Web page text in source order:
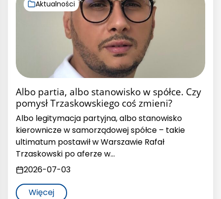
Albo partia, albo stanowisko w spółce. Czy
pomysł Trzaskowskiego coś zmieni?
Albo legitymacja partyjna, albo stanowisko
kierownicze w samorządowej spółce – takie
ultimatum postawił w Warszawie Rafał
Trzaskowski po aferze w…
2026-07-03
Aktualności
Więcej